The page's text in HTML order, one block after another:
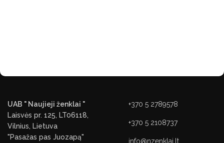
UAB " Naujieji ženklai "
Laisvės pr. 125, LT06118,
Vilnius, Lietuva
"Pasažas pas Juozapą"
+370 5 2789578
+370 5 2108737
info@nzenklai.lt